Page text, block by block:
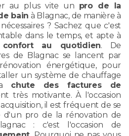
au plus vite un pro de la
bain à Blagnac, de manière à
? Sachez que c'est
dans le temps, et apte à
confort au quotidien. De
de Blagnac se lancent par
énergétique, pour
un système de chauffage
chute des factures de
très motivante. À l'occasion
il est fréquent de se
pro de la rénovation de
: c'est l'occasion de